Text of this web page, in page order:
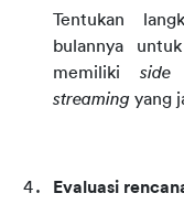
Tentukan
bulannya
memiliki side
streaming yang
Evaluasi